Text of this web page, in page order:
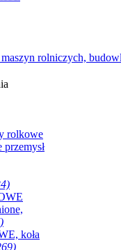
rolniczych,
rolkowe
koła